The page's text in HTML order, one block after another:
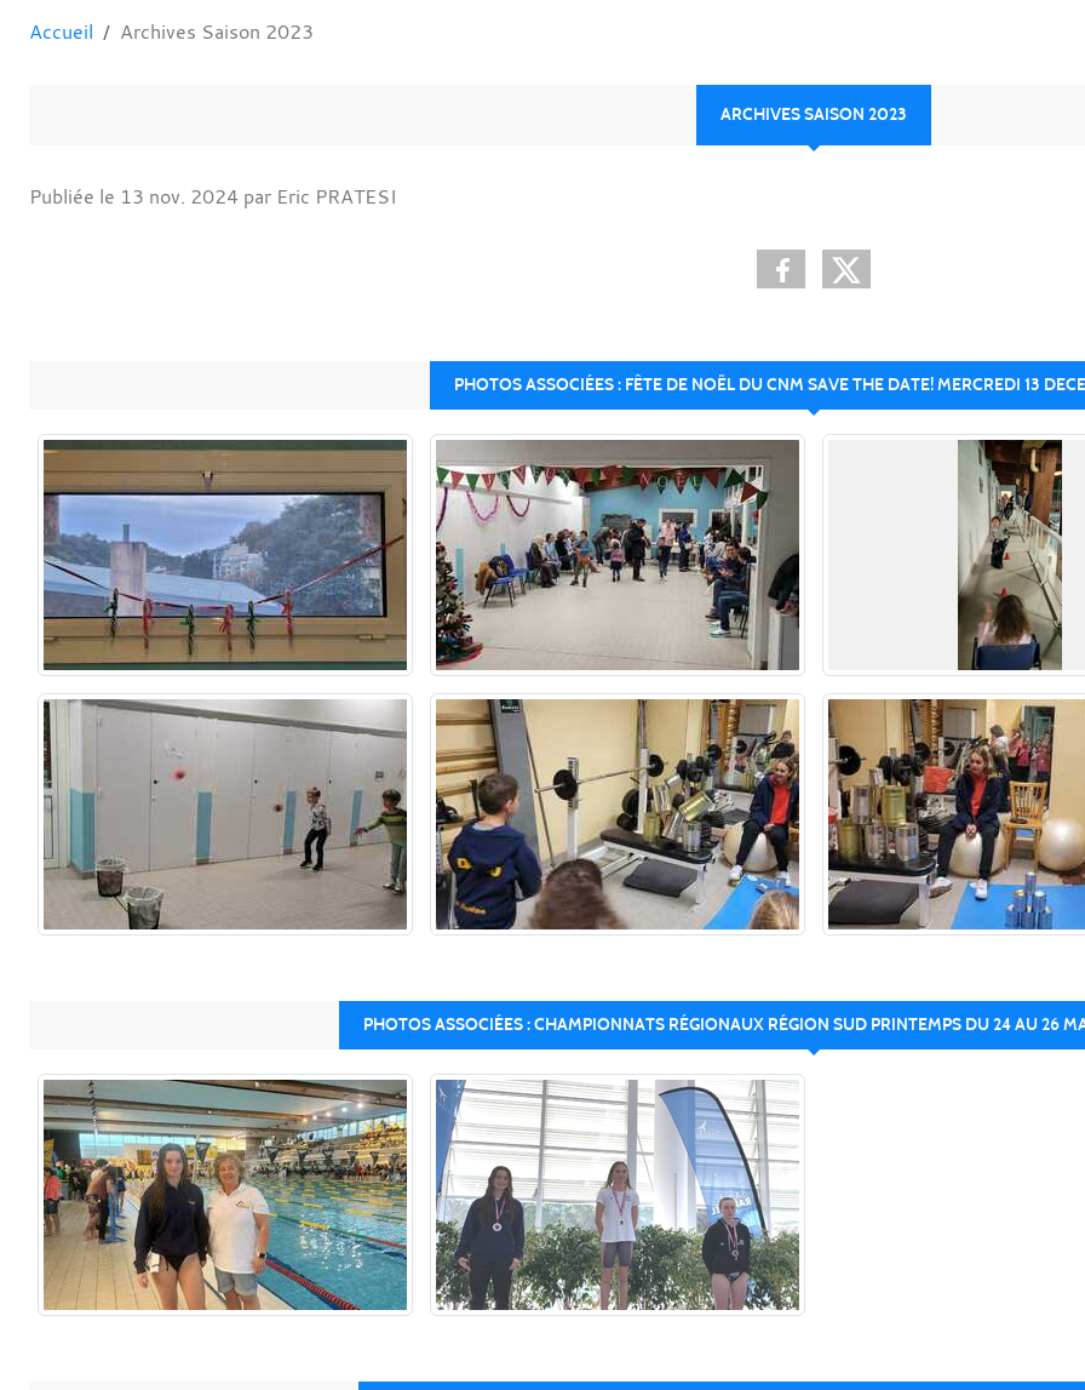
Accueil Archives Saison 2023
ARCHIVES SAISON 2023
Publiée le 13 nov. 2024 par Eric PRATESI
PHOTOS ASSOCIÉES : FÊTE DE NOËL DU CNM SAVE THE DATE! MERCREDI 13
PHOTOS ASSOCIÉES : CHAMPIONNATS RÉGIONAUX RÉGION SUD PRINTEMPS DU 24 AU 26